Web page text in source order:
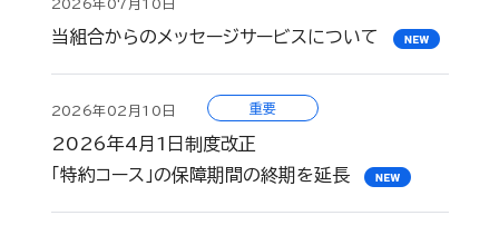
2026年07月10日
当組合からのメッセージサービスについて
2026年02月10日 重要
2026年4月1日制度改正
「特約コース」の保障期間の終期を延長